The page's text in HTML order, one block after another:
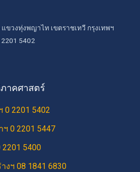
ขวงทุ่งพญาไท เขตราชเทวี กรุงเทพฯ
5402
าคศาสตร์
0 2201 5402
0 2201 5447
5400
งฯ 08 1841 6830